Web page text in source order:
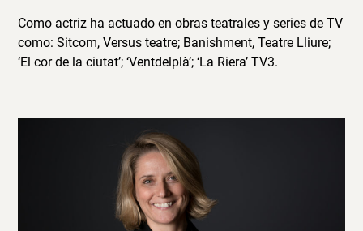
Como actriz ha actuado en obras teatrales y series de TV
como: Sitcom, Versus teatre; Banishment, Teatre Lliure;
‘El cor de la ciutat’; ‘Ventdelplà’; ‘La Riera’ TV3.